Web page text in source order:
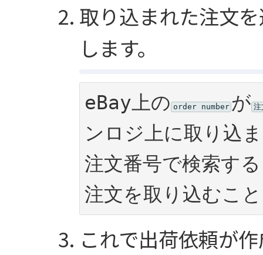
取り込まれた注文
します。
eBay上の order number が 注
ンロジ上に取り込
注文番号で検索す
注文を取り込むこ
これで出荷依頼が